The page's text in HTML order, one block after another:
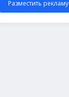
Разместить рекламу